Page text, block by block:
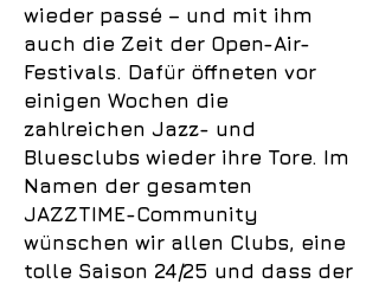
wieder passé – und mit ihm
auch die Zeit der Open-Air-
Festivals. Dafür öffneten vor
einigen Wochen die
zahlreichen Jazz- und
Bluesclubs wieder ihre Tore. Im
Namen der gesamten
JAZZTIME-Community
wünschen wir allen Clubs, eine
tolle Saison 24/25 und dass der